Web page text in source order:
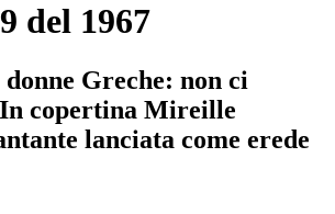
del 1967
Greche: non ci
In copertina Mireille
lanciata come erede